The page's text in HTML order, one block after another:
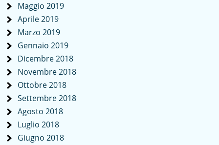
Maggio 2019
Aprile 2019
Marzo 2019
Gennaio 2019
Dicembre 2018
Novembre 2018
Ottobre 2018
Settembre 2018
Agosto 2018
Luglio 2018
Giugno 2018